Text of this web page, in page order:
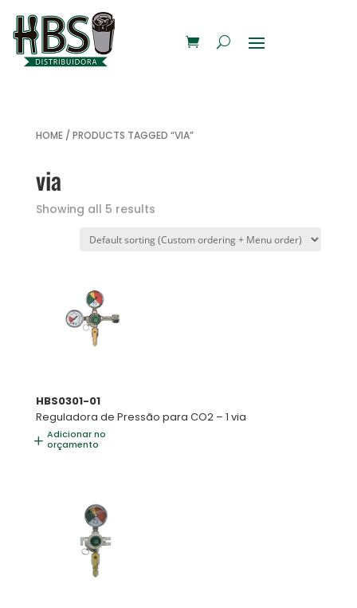
HOME/ PRODUCTS TAGGED “VIA”
via
Showing all 5 results
HBS0301-01
Reguladora de Pressão para CO2 – 1 via
Adicionar no
orçamento